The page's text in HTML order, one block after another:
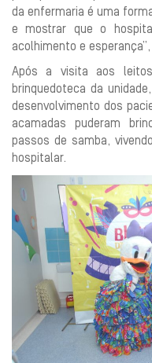
da enfermaria é uma
e mostrar que o
acolhimento e
Após a visita aos
brinquedoteca da
desenvolvimento dos
acamadas puderam
passos de samba,
hospitalar.